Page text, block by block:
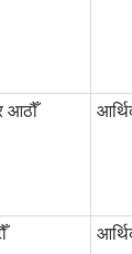
आठौँ